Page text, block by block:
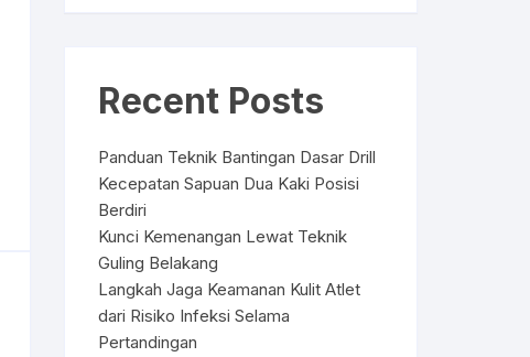
Recent Posts
Panduan Teknik Bantingan Dasar Drill
Kecepatan Sapuan Dua Kaki Posisi
Berdiri
Kunci Kemenangan Lewat Teknik
Guling Belakang
Langkah Jaga Keamanan Kulit Atlet
dari Risiko Infeksi Selama
Pertandingan